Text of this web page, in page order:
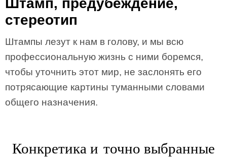
Штамп, предубеждение,
стереотип
Штампы лезут к нам в голову, и мы всю
профессиональную жизнь с ними боремся,
чтобы уточнить этот мир, не заслонять его
потрясающие картины туманными словами
общего назначения.
Конкретика и точно выбранные